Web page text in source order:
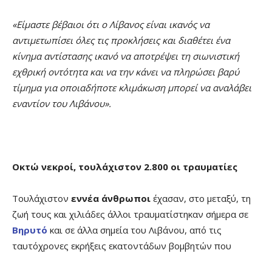
«Είμαστε βέβαιοι ότι ο Λίβανος είναι ικανός να
αντιμετωπίσει όλες τις προκλήσεις και διαθέτει ένα
κίνημα αντίστασης ικανό να αποτρέψει τη σιωνιστική
εχθρική οντότητα και να την κάνει να πληρώσει βαρύ
τίμημα για οποιαδήποτε κλιμάκωση μπορεί να αναλάβει
εναντίον του Λιβάνου».
Οκτώ νεκροί, τουλάχιστον 2.800 οι τραυματίες
Τουλάχιστον εννέα άνθρωποι έχασαν, στο μεταξύ, τη
ζωή τους και χιλιάδες άλλοι τραυματίστηκαν σήμερα σε
Βηρυτό και σε άλλα σημεία του Λιβάνου, από τις
ταυτόχρονες εκρήξεις εκατοντάδων βομβητών που